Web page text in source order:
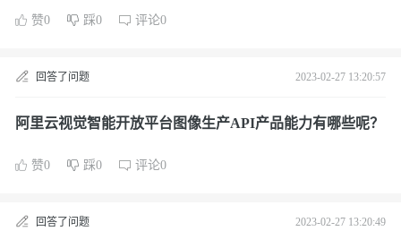
赞0 踩0 评论0
回答了问题 2023-02-27 13:20:57
阿里云视觉智能开放平台图像生产API产品能力有哪些呢？
赞0 踩0 评论0
回答了问题 2023-02-27 13:20:49